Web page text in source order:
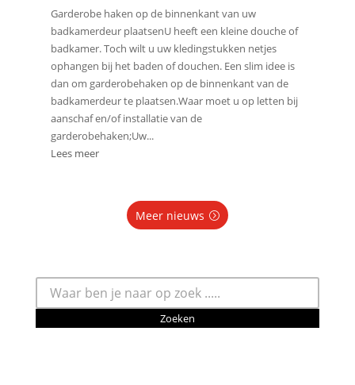
Garderobe haken op de binnenkant van uw
badkamerdeur plaatsenU heeft een kleine douche of
badkamer. Toch wilt u uw kledingstukken netjes
ophangen bij het baden of douchen. Een slim idee is
dan om garderobehaken op de binnenkant van de
badkamerdeur te plaatsen.Waar moet u op letten bij
aanschaf en/of installatie van de
garderobehaken;Uw...
Lees meer
Meer nieuws
Zoeken